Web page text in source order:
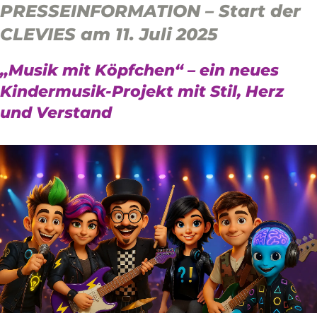
PRESSEINFORMATION – Start der
CLEVIES am 11. Juli 2025
„Musik mit Köpfchen“ – ein neues
Kindermusik-Projekt mit Stil, Herz
und Verstand